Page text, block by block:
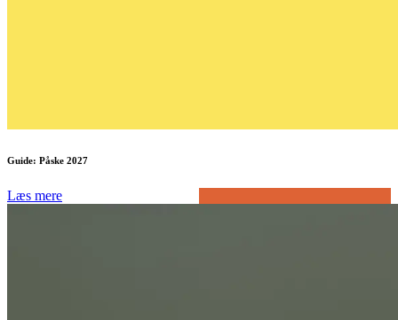
Guide: Påske 2027
Læs mere